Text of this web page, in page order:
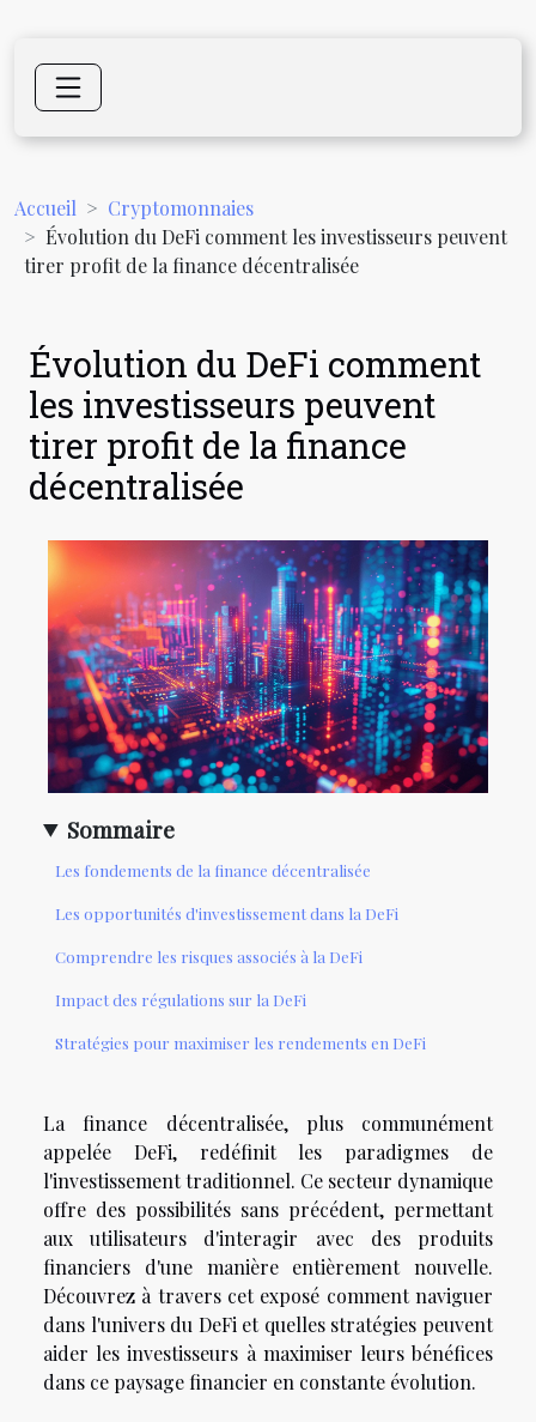
Accueil
Cryptomonnaies
Évolution du DeFi comment les investisseurs peuvent
tirer profit de la finance décentralisée
Évolution du DeFi comment
les investisseurs peuvent
tirer profit de la finance
décentralisée
Sommaire
Les fondements de la finance décentralisée
Les opportunités d'investissement dans la DeFi
Comprendre les risques associés à la DeFi
Impact des régulations sur la DeFi
Stratégies pour maximiser les rendements en DeFi
La finance décentralisée, plus communément
appelée DeFi, redéfinit les paradigmes de
l'investissement traditionnel. Ce secteur dynamique
offre des possibilités sans précédent, permettant
aux utilisateurs d'interagir avec des produits
financiers d'une manière entièrement nouvelle.
Découvrez à travers cet exposé comment naviguer
dans l'univers du DeFi et quelles stratégies peuvent
aider les investisseurs à maximiser leurs bénéfices
dans ce paysage financier en constante évolution.